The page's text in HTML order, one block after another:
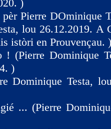
)
Pierre DOminique
lou 26.12.2019. A
istòri en Prouvençau. )
! (Pierre Dominique
)
Dominique Testa,
... (Pierre